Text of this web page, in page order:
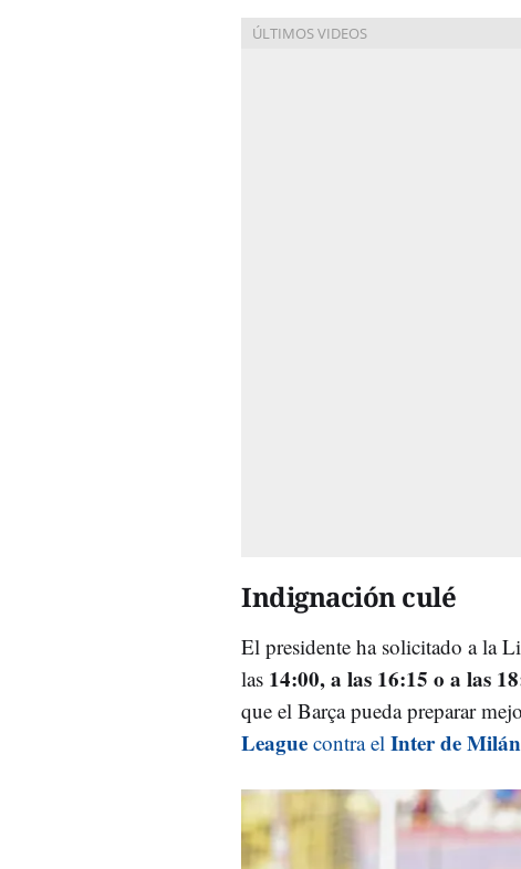
Indignación culé
El presidente ha solicitado a la
las 14:00, a las 16:15 o a las
que el Barça pueda preparar
League contra el Inter de Milán